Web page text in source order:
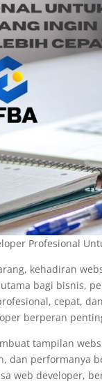
Profesional
kehadiran
bagi bisnis,
cepat,
berperan
tampilan
dan performanya
web developer,